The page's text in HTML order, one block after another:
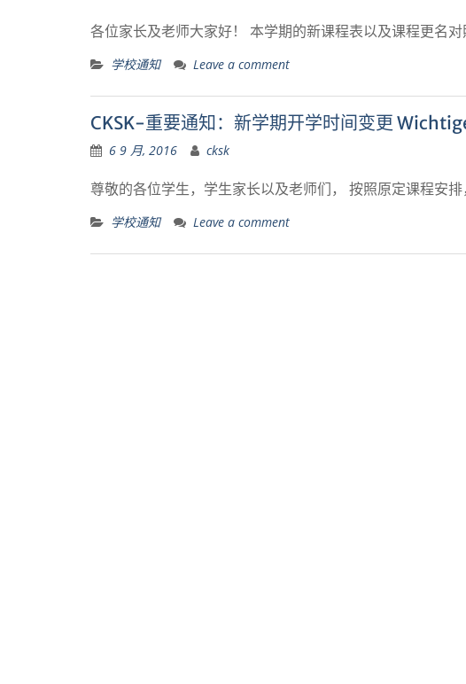
各位家长及老师大家好！ 本学期的新课程表以及课程更名
学校通知 Leave a comment
CKSK-重要通知：新学期开学时间变更
6 9 月, 2016 cksk
尊敬的各位学生，学生家长以及老师们， 按照原定课程安
学校通知 Leave a comment